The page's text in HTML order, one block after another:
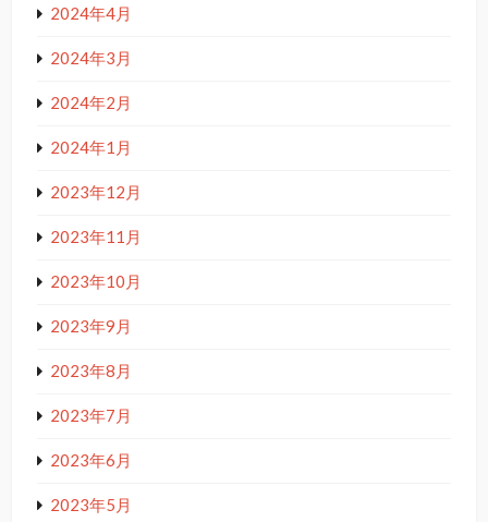
2024年4月
2024年3月
2024年2月
2024年1月
2023年12月
2023年11月
2023年10月
2023年9月
2023年8月
2023年7月
2023年6月
2023年5月